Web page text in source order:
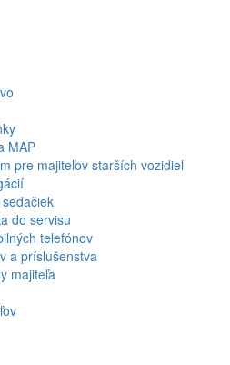
MAP
pre majiteľov starších vozidiel
do servisu
telefónov
a príslušenstva
majiteľa